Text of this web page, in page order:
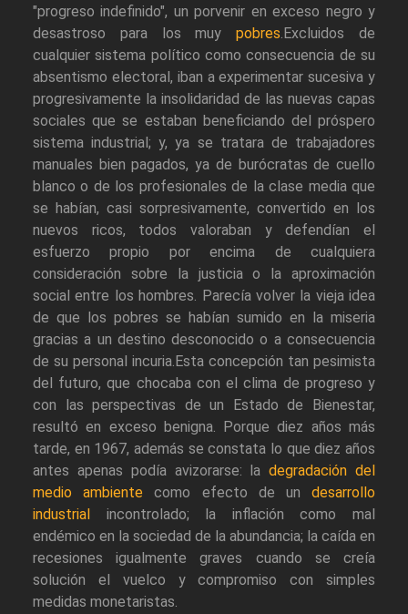
"progreso indefinido", un porvenir en exceso negro y
desastroso para los muypobres.Excluidos de
cualquier sistema político como consecuencia de su
absentismo electoral, iban a experimentar sucesiva y
progresivamente la insolidaridad de las nuevas capas
sociales que se estaban beneficiando del próspero
sistema industrial; y, ya se tratara de trabajadores
manuales bien pagados, ya de burócratas de cuello
blanco o de los profesionales de la clase media que
se habían, casi sorpresivamente, convertido en los
nuevos ricos, todos valoraban y defendían el
esfuerzo propio por encima de cualquiera
consideración sobre la justicia o la aproximación
social entre los hombres. Parecía volver la vieja idea
de que los pobres se habían sumido en la miseria
gracias a un destino desconocido o a consecuencia
de su personal incuria.Esta concepción tan pesimista
del futuro, que chocaba con el clima de progreso y
con las perspectivas de un Estado de Bienestar,
resultó en exceso benigna. Porque diez años más
tarde, en 1967, además se constata lo que diez años
antes apenas podía avizorarse: ladegradación del
medio ambiente como efecto de undesarrollo
industrial
incontrolado; la inflación como mal
endémico en la sociedad de la abundancia; la caída en
recesiones igualmente graves cuando se creía
solución el vuelco y compromiso con simples
medidas monetaristas.